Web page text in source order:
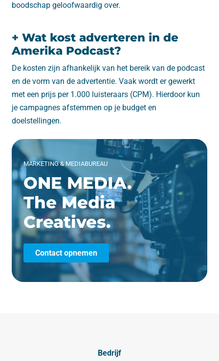
boodschap geloofwaardig over.
+ Wat kost adverteren in de
Amerika Podcast?
De kosten zijn afhankelijk van het bereik van de podcast
en de vorm van de advertentie. Vaak wordt er gewerkt
met een prijs per 1.000 luisteraars (CPM). Hierdoor kun
je campagnes afstemmen op je budget en
doelstellingen.
MARKETING & MEDIABUREAU
ONE MEDIA.
The Media
Creatives.
Contact opnemen
Bedrijf